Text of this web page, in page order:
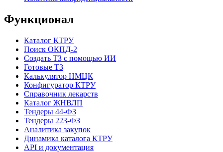
Функционал
Каталог КТРУ
Поиск ОКПД-2
Создать ТЗ с помощью ИИ
Готовые ТЗ
Калькулятор НМЦК
Конфигуратор КТРУ
Справочник лекарств
Каталог ЖНВЛП
Тендеры 44-ФЗ
Тендеры 223-ФЗ
Аналитика закупок
Динамика каталога КТРУ
API и документация